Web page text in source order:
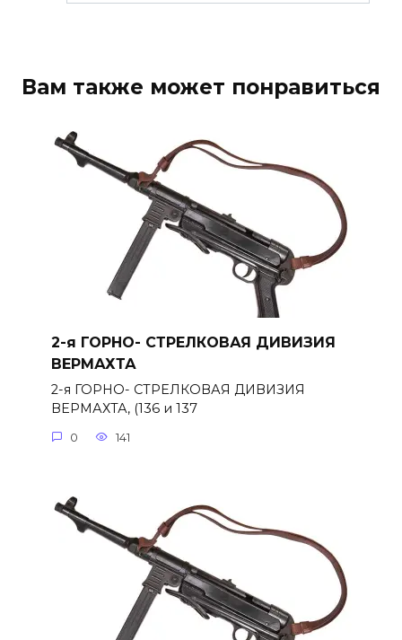
Вам также может понравиться
2-я ГОРНО- СТРЕЛКОВАЯ ДИВИЗИЯ
ВЕРМАХТА
2-я ГОРНО- СТРЕЛКОВАЯ ДИВИЗИЯ
ВЕРМАХТА, (136 и 137
0 141